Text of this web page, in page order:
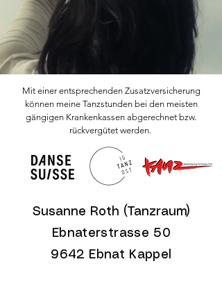
Mit einer entsprechenden Zusatzversicherung
können meine Tanzstunden bei den meisten
gängigen Krankenkassen abgerechnet bzw.
rückvergütet werden.
Susanne Roth (Tanzraum)
Ebnaterstrasse 50
9642 Ebnat Kappel